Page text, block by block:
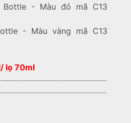
- Màu đỏ mã C13
- Màu vàng mã C13
lọ 70ml